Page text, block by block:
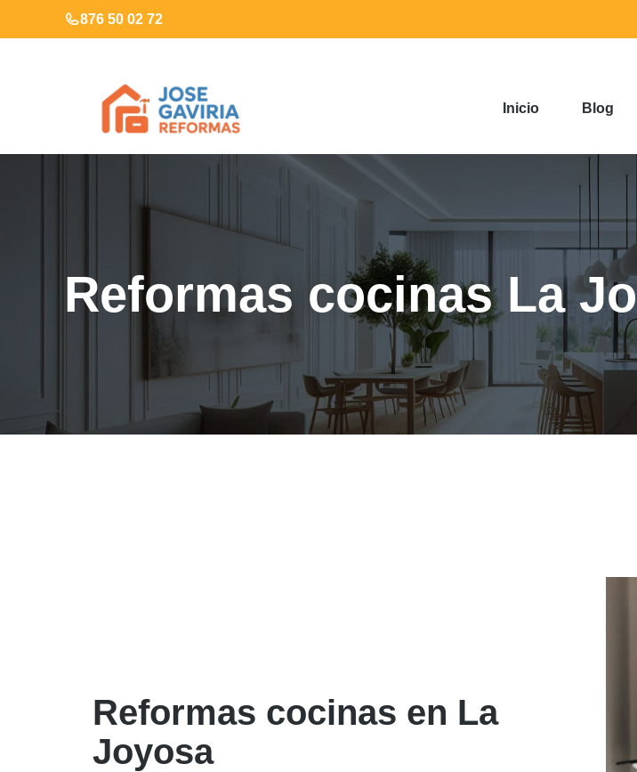
al
876 50 02 72
Inicio Blog
Reformas cocinas La
Reformas cocinas en La
Joyosa